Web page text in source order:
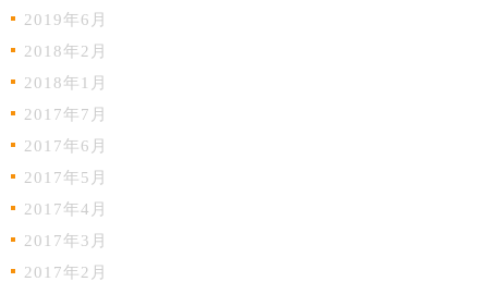
2019年6月
2018年2月
2018年1月
2017年7月
2017年6月
2017年5月
2017年4月
2017年3月
2017年2月